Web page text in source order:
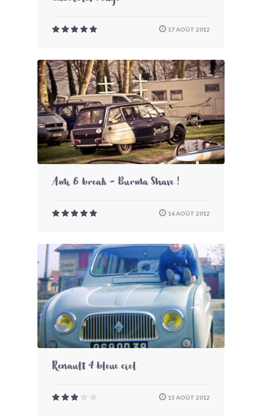
17 AOÛT 2012
Ami 6 break - Burma Shave !
16 AOÛT 2012
Renault 4 bleue ciel
15 AOÛT 2012